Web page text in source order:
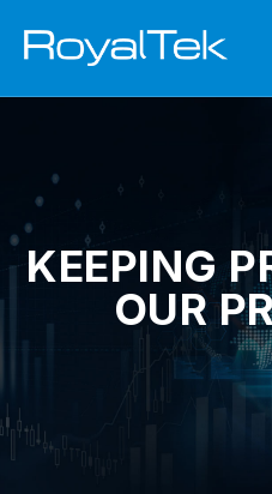
KEEPING
OUR